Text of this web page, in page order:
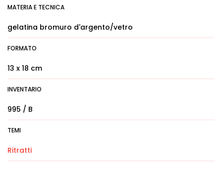
MATERIA E TECNICA
gelatina bromuro d'argento/vetro
FORMATO
13 x 18 cm
INVENTARIO
995 / B
TEMI
Ritratti